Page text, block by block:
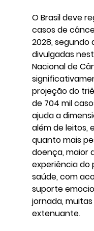
O Brasil deve
casos de
2028, segundo
divulgadas
Nacional de
projeção do
de 704 mil
ajuda a
além de leitos,
quanto mais
doença, maior
experiência do
saúde, com
suporte
jornada,
extenuante.